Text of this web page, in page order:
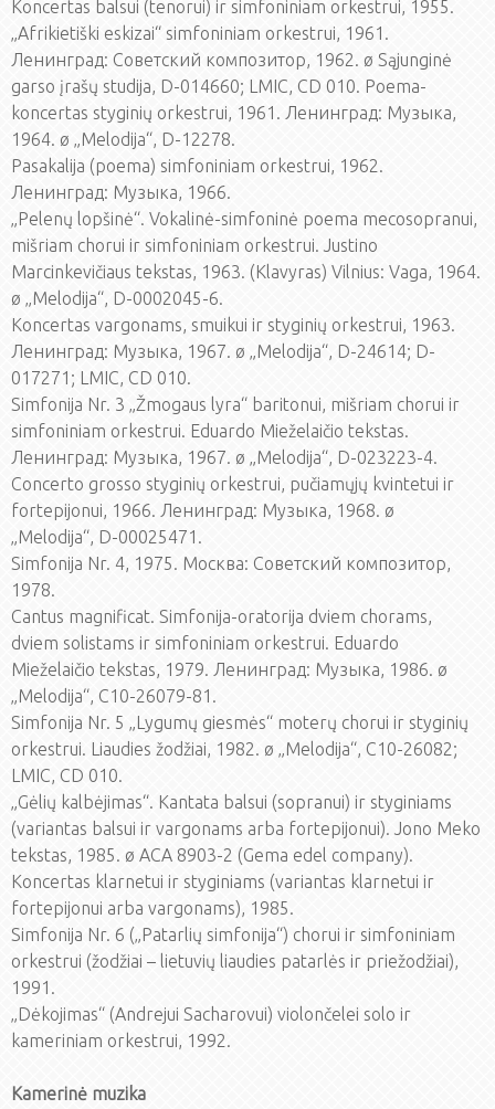
Koncertas balsui (tenorui) ir simfoniniam orkestrui, 1955.
„Afrikietiški eskizai“ simfoniniam orkestrui, 1961.
Ленинград: Советский композитор, 1962. ø Sąjunginė
garso įrašų studija, D-014660; LMIC, CD 010. Poema-
koncertas styginių orkestrui, 1961. Ленинград: Музыка,
1964. ø „Melodija“, D-12278.
Pasakalija (poema) simfoniniam orkestrui, 1962.
Ленинград: Музыка, 1966.
„Pelenų lopšinė“. Vokalinė-simfoninė poema mecosopranui,
mišriam chorui ir simfoniniam orkestrui. Justino
Marcinkevičiaus tekstas, 1963. (Klavyras) Vilnius: Vaga, 1964.
ø „Melodija“, D-0002045-6.
Koncertas vargonams, smuikui ir styginių orkestrui, 1963.
Ленинград: Музыка, 1967. ø „Melodija“, D-24614; D-
017271; LMIC, CD 010.
Simfonija Nr. 3 „Žmogaus lyra“ baritonui, mišriam chorui ir
simfoniniam orkestrui. Eduardo Mieželaičio tekstas.
Ленинград: Музыка, 1967. ø „Melodija“, D-023223-4.
Concerto grosso styginių orkestrui, pučiamųjų kvintetui ir
fortepijonui, 1966. Ленинград: Музыка, 1968. ø
„Melodija“, D-00025471.
Simfonija Nr. 4, 1975. Mocква: Советский композитор,
1978.
Cantus magnificat. Simfonija-oratorija dviem chorams,
dviem solistams ir simfoniniam orkestrui. Eduardo
Mieželaičio tekstas, 1979. Ленинград: Музыка, 1986. ø
„Melodija“, C10-26079-81.
Simfonija Nr. 5 „Lygumų giesmės“ moterų chorui ir styginių
orkestrui. Liaudies žodžiai, 1982. ø „Melodija“, C10-26082;
LMIC, CD 010.
„Gėlių kalbėjimas“. Kantata balsui (sopranui) ir styginiams
(variantas balsui ir vargonams arba fortepijonui). Jono Meko
tekstas, 1985. ø ACA 8903-2 (Gema edel company).
Koncertas klarnetui ir styginiams (variantas klarnetui ir
fortepijonui arba vargonams), 1985.
Simfonija Nr. 6 („Patarlių simfonija“) chorui ir simfoniniam
orkestrui (žodžiai – lietuvių liaudies patarlės ir priežodžiai),
1991.
„Dėkojimas“ (Andrejui Sacharovui) violončelei solo ir
kameriniam orkestrui, 1992.
Kamerinė muzika